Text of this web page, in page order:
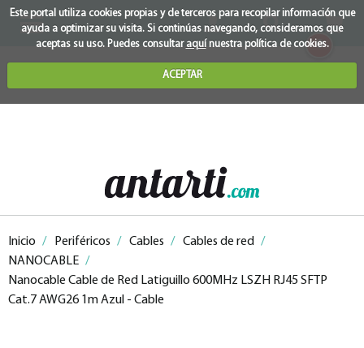
Este portal utiliza cookies propias y de terceros para recopilar información que
ayuda a optimizar su visita. Si continúas navegando, consideramos que
aceptas su uso. Puedes consultar aquínuestra política de cookies.
ACEPTAR
0
Inicio / Periféricos / Cables / Cables de red
/
NANOCABLE /
Nanocable Cable de Red Latiguillo 600MHz LSZH RJ45 SFTP
Cat.7 AWG26 1m Azul - Cable